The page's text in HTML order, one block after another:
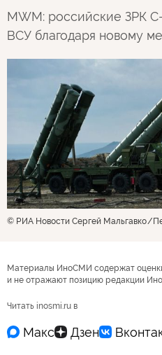
MWM: российские ЗРК
ВСУ благодаря новому
© РИА Новости Сергей Мальгавко
Материалы ИноСМИ содержат
и не отражают позицию редакции
Читать inosmi.ru в